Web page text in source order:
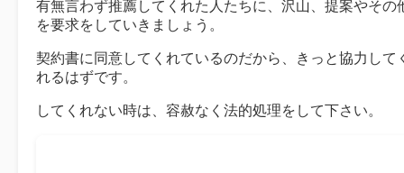
有無言わず推薦してくれた人たちに、沢山、提案やその
を要求をしていきましょう。
契約書に同意してくれているのだから、きっと協力して
れるはずです。
してくれない時は、容赦なく法的処理をして下さい。